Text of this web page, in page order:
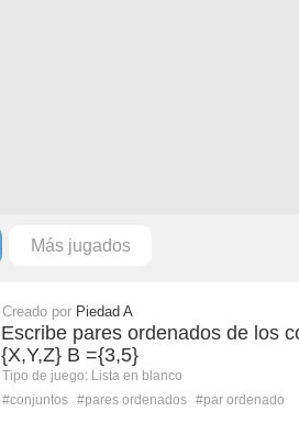
Más jugados
Creado por Piedad A
Escribe pares ordenados de los
{X,Y,Z} B ={3,5}
Tipo de juego: Lista en blanco
#conjuntos #pares ordenados #par ordenado